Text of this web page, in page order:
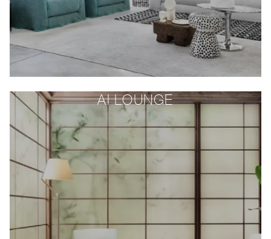
AI LOUNGE